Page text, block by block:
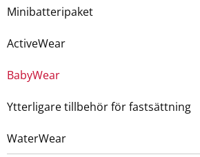
Minibatteripaket
ActiveWear
BabyWear
Ytterligare tillbehör för fastsättning
WaterWear